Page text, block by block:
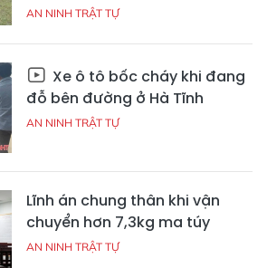
AN NINH TRẬT TỰ
Xe ô tô bốc cháy khi đang
đỗ bên đường ở Hà Tĩnh
AN NINH TRẬT TỰ
Lĩnh án chung thân khi vận
chuyển hơn 7,3kg ma túy
AN NINH TRẬT TỰ